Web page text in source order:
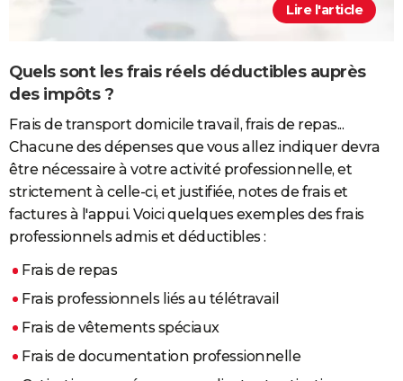
Lire l'article
Quels sont les frais réels déductibles auprès
des impôts ?
Frais de transport domicile travail, frais de repas...
Chacune des dépenses que vous allez indiquer devra
être nécessaire à votre activité professionnelle, et
strictement à celle-ci, et justifiée, notes de frais et
factures à l'appui. Voici quelques exemples des frais
professionnels admis et déductibles :
Frais de repas
Frais professionnels liés au télétravail
Frais de vêtements spéciaux
Frais de documentation professionnelle